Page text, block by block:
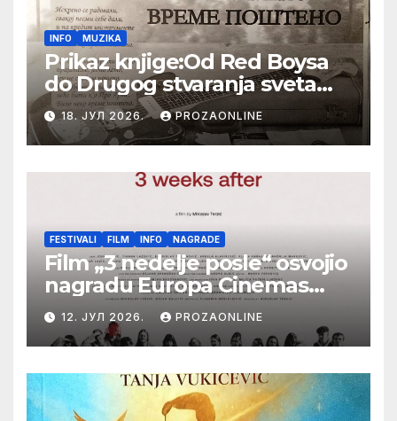
INFO MUZIKA
Prikaz knjige:Od Red Boysa
do Drugog stvaranja sveta
(bilo neko vreme pošteno)
(autor- Zlatomira Sremca,
Botoš 2022. godine,
samizdat)
18. ЈУЛ 2026. PROZAONLINE
FESTIVALI FILM INFO NAGRADE
Film „3 nedelje posle“ osvojio
nagradu Europa Cinemas
Label na Filmskom festivalu
u Karlovim Varima
12. ЈУЛ 2026. PROZAONLINE